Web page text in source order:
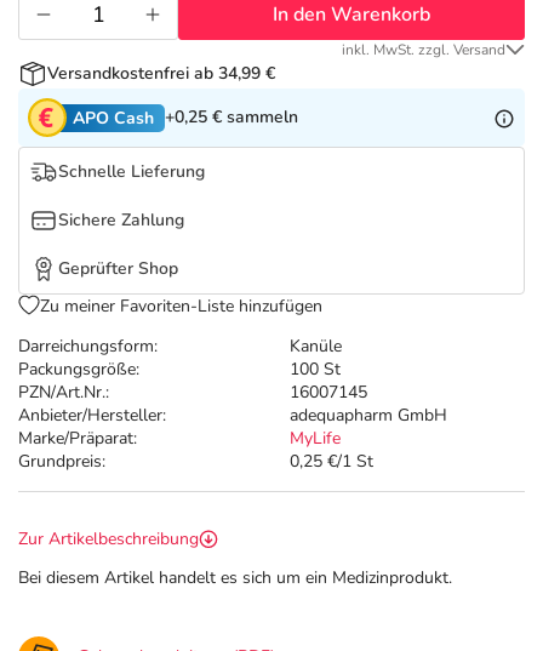
Tierapotheke
Vitamine & Mineralstoffe
Marken
Salus Deals
Darreichungsform:
Kanüle
Packungsgröße:
100 St
PZN/Art.Nr.:
16007145
Anbieter/Hersteller:
adequapharm GmbH
Marke/Präparat:
MyLife
Grundpreis:
0,25 €/1 St
In den Warenkorb
inkl. MwSt. zzgl. Versand
Versandkostenfrei ab 34,99 €
APO Cash +0,25 € sammeln
Schnelle Lieferung
Sichere Zahlung
Geprüfter Shop
Zu meiner Favoriten-Liste hinzufügen
Zur Artikelbeschreibung
Bei diesem Artikel handelt es sich um ein Medizinprodukt.